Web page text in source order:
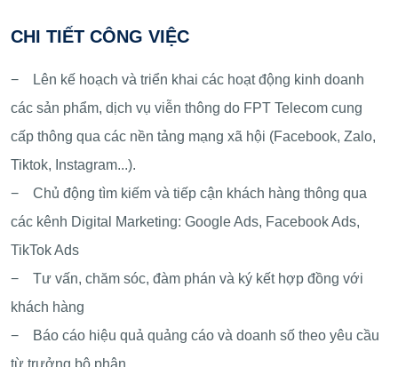
CHI TIẾT CÔNG VIỆC
− Lên kế hoạch và triển khai các hoạt động kinh doanh
các sản phẩm, dịch vụ viễn thông do FPT Telecom cung
cấp thông qua các nền tảng mạng xã hội (Facebook, Zalo,
Tiktok, Instagram...).
− Chủ động tìm kiếm và tiếp cận khách hàng thông qua
các kênh Digital Marketing: Google Ads, Facebook Ads,
TikTok Ads
− Tư vấn, chăm sóc, đàm phán và ký kết hợp đồng với
khách hàng
− Báo cáo hiệu quả quảng cáo và doanh số theo yêu cầu
từ trưởng bộ phận